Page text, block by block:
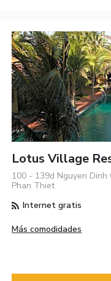
Lotus Village
100 - 139d Nguyen Dinh
Phan Thiet
Internet gratis
Más comodidades